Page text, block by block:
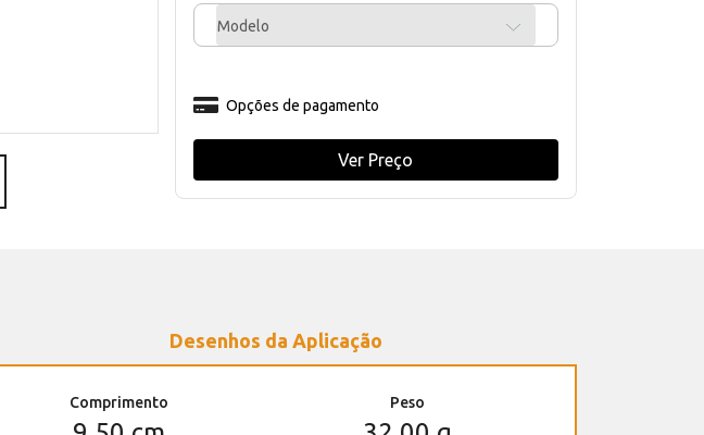
Modelo
Opções de pagamento
Ver Preço
Desenhos da Aplicação
Comprimento Peso